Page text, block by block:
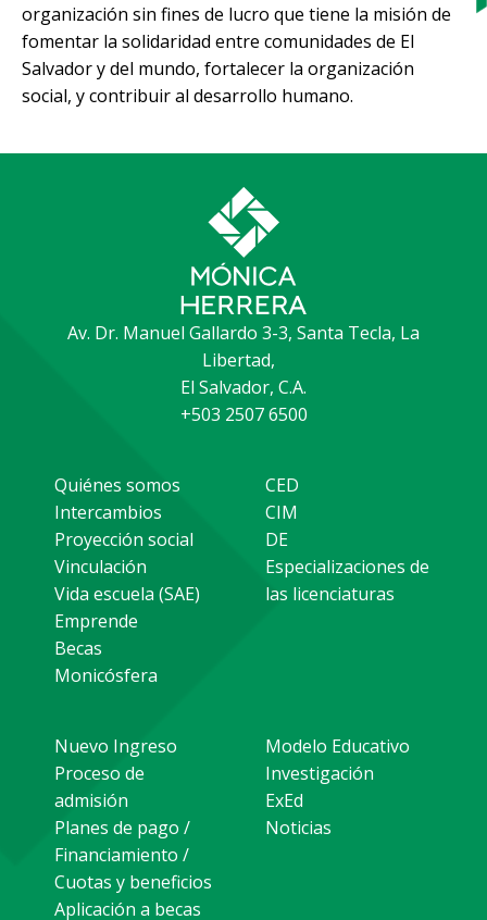
organización sin fines de lucro que tiene la misión de
fomentar la solidaridad entre comunidades de El
Salvador y del mundo, fortalecer la organización
social, y contribuir al desarrollo humano.
Av. Dr. Manuel Gallardo 3-3, Santa Tecla, La
Libertad,
El Salvador, C.A.
+503 2507 6500
Quiénes somos
Intercambios
Proyección social
Vinculación
Vida escuela (SAE)
Emprende
Becas
Monicósfera
CED
CIM
DE
Especializaciones de
las licenciaturas
Nuevo Ingreso
Proceso de
admisión
Planes de pago /
Financiamiento /
Cuotas y beneficios
Aplicación a becas
Modelo Educativo
Investigación
ExEd
Noticias